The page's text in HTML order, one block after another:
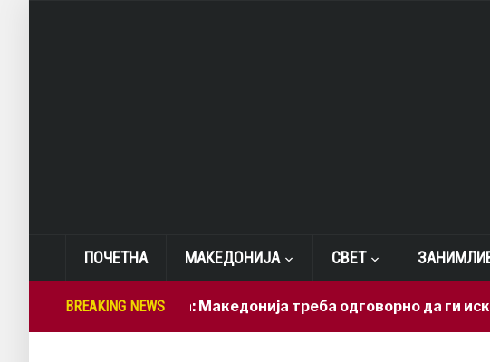
ПОЧЕТНА МАКЕДОНИЈА СВЕТ
BREAKING NEWS
Лепиткова: Македонија треба одговорно да ги